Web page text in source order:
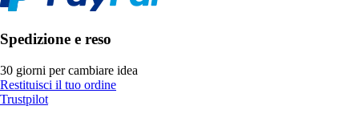
Spedizione e reso
30 giorni per cambiare idea
Restituisci il tuo ordine
Trustpilot